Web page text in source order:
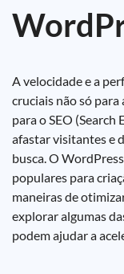
A velocidade e a
cruciais não só
para o SEO
afastar visitantes e
busca. O
populares para
maneiras de
explorar algumas
podem ajudar a